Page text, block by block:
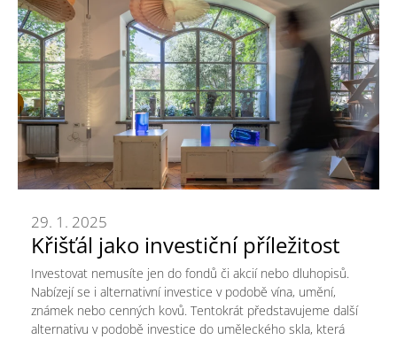
Křišťál jako investiční příležitost
29. 1. 2025
Investovat nemusíte jen do fondů či akcií nebo dluhopisů.
Nabízejí se i alternativní investice v podobě vína, umění,
známek nebo cenných kovů. Tentokrát představujeme další
alternativu v podobě investice do uměleckého skla, která